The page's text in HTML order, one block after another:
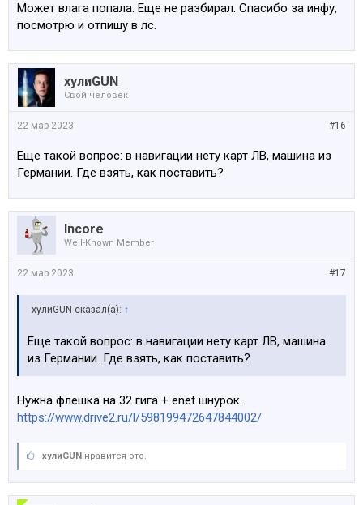
П.С. Полную замену фонарей предлагали на местных
шротах и сервисах т.к. менять детальку за 15 ЕУР всем
лень, пришлось почитать, что пишут в интернетах и как
итог 40 минут с отверткой повозиться.
Может влага попала. Еще не разбирал. Спасибо за инфу,
посмотрю и отпишу в лс.
хулиGUN
Свой человек
#16
22 мар 2023
Еще такой вопрос: в навигации нету карт ЛВ, машина из
Германии. Где взять, как поставить?
Incore
Well-Known Member
#17
22 мар 2023
хулиGUN сказал(а): ↑
Еще такой вопрос: в навигации нету карт ЛВ, машина
из Германии. Где взять, как поставить?
Нужна флешка на 32 гига + enet шнурок.
https://www.drive2.ru/l/598199472647844002/
хулиGUN нравится это.